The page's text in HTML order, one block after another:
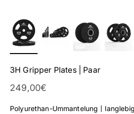
3H Gripper Plates | Paar
Angebot
249,00€
Polyurethan-Ummantelung〡